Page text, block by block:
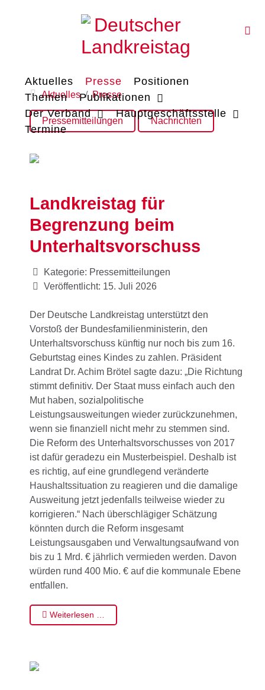
Aktuelles Presse
Positionen
Themen
Publikationen
Der Verband
Hauptgeschäftsstelle
Termine
Aktuelles Presse
Pressemitteilungen Nachrichten
Landkreistag für
Begrenzung beim
Unterhaltsvorschuss
Kategorie: Pressemitteilungen
Veröffentlicht: 15. Juli 2026
Der Deutsche Landkreistag unterstützt den
Vorstoß der Bundesfamilienministerin, den
Unterhaltsvorschuss künftig nur noch bis zum 16.
Geburtstag eines Kindes zu zahlen. Präsident
Landrat Dr. Achim Brötel sagte dazu: „Die Richtung
stimmt definitiv. Der Staat muss einfach auch den
Mut haben, sozialpolitische
Leistungsausweitungen wieder zurückzunehmen,
wenn sie finanziell nicht mehr zu stemmen sind.
Die Reform des Unterhaltsvorschusses von 2017
ist dafür geradezu ein Musterbeispiel. Deshalb ist
es richtig, auf eine grundlegend veränderte
Haushaltssituation zu reagieren und die damalige
Ausweitung jetzt jedenfalls teilweise wieder zu
korrigieren.“ Nach überschlägiger Schätzung
könnten durch die Reform insgesamt
Leistungsausgaben und Verwaltungsaufwand von
bis zu 1 Mrd. € jährlich vermieden werden. Davon
würden rund 400 Mio. € auf die kommunale Ebene
entfallen.
Weiterlesen …